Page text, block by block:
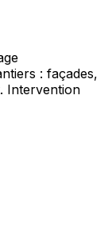
: façades,
Intervention